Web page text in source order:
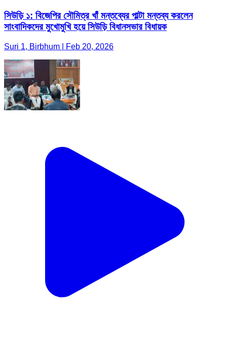
সিউড়ি ১: বিজেপির সৌমিত্র খাঁ মন্তব্যের পাল্টা মন্তব্য করলেন
সাংবাদিকদের মুখোমুখি হয়ে সিউড়ি বিধানসভার বিধায়ক
Suri 1, Birbhum | Feb 20, 2026